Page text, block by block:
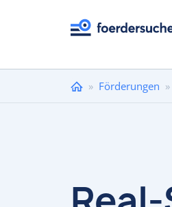
Sie
» Förderungen »